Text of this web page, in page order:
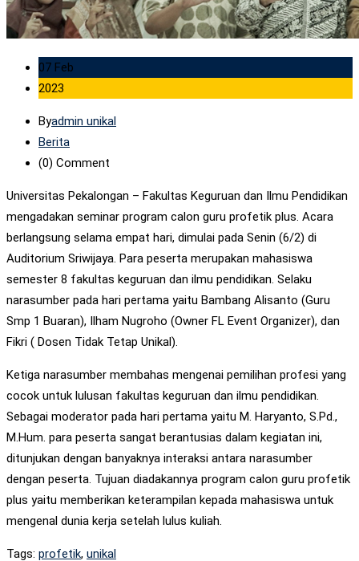
07 Feb
2023
Byadmin unikal
Berita
(0) Comment
Universitas Pekalongan – Fakultas Keguruan dan Ilmu Pendidikan
mengadakan seminar program calon guru profetik plus. Acara
berlangsung selama empat hari, dimulai pada Senin (6/2) di
Auditorium Sriwijaya. Para peserta merupakan mahasiswa
semester 8 fakultas keguruan dan ilmu pendidikan. Selaku
narasumber pada hari pertama yaitu Bambang Alisanto (Guru
Smp 1 Buaran), Ilham Nugroho (Owner FL Event Organizer), dan
Fikri ( Dosen Tidak Tetap Unikal).
Ketiga narasumber membahas mengenai pemilihan profesi yang
cocok untuk lulusan fakultas keguruan dan ilmu pendidikan.
Sebagai moderator pada hari pertama yaitu M. Haryanto, S.Pd.,
M.Hum. para peserta sangat berantusias dalam kegiatan ini,
ditunjukan dengan banyaknya interaksi antara narasumber
dengan peserta. Tujuan diadakannya program calon guru profetik
plus yaitu memberikan keterampilan kepada mahasiswa untuk
mengenal dunia kerja setelah lulus kuliah.
Tags: profetik, unikal